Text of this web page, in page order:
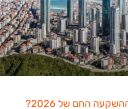
למה בטומי היא יעד ההשקעה החם של 2026?